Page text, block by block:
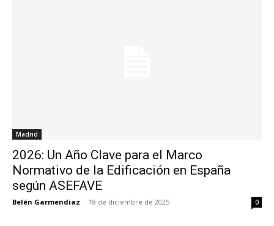
Madrid
2026: Un Año Clave para el Marco
Normativo de la Edificación en España
según ASEFAVE
Belén Garmendiaz - 18 de diciembre de 2025 0